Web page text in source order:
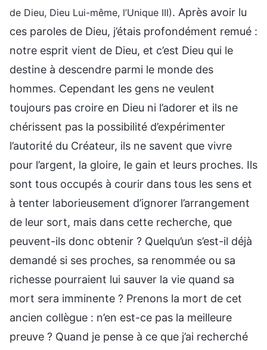
de Dieu, Dieu Lui-même, l’Unique III). Après avoir lu
ces paroles de Dieu, j’étais profondément remué :
notre esprit vient de Dieu, et c’est Dieu qui le
destine à descendre parmi le monde des
hommes. Cependant les gens ne veulent
toujours pas croire en Dieu ni l’adorer et ils ne
chérissent pas la possibilité d’expérimenter
l’autorité du Créateur, ils ne savent que vivre
pour l’argent, la gloire, le gain et leurs proches. Ils
sont tous occupés à courir dans tous les sens et
à tenter laborieusement d’ignorer l’arrangement
de leur sort, mais dans cette recherche, que
peuvent-ils donc obtenir ? Quelqu’un s’est-il déjà
demandé si ses proches, sa renommée ou sa
richesse pourraient lui sauver la vie quand sa
mort sera imminente ? Prenons la mort de cet
ancien collègue : n’en est-ce pas la meilleure
preuve ? Quand je pense à ce que j’ai recherché